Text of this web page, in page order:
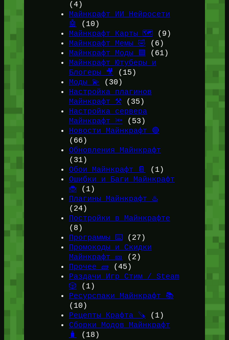
(4)
Майнкрафт ИИ Нейросети
🤖
(10)
Майнкрафт Карты 🗺️(9)
Майнкрафт Мемы 🤣 (6)
Майнкрафт Моды 🟩 (61)
Майнкрафт Ютуберы и
Блогеры 🎥
(15)
Моды 💫
(30)
Настройка плагинов
Майнкрафт ⚒️(35)
Настройка сервера
Майнкрафт 🔦 (53)
Новости Майнкрафт 🔴
(66)
Обновления Майнкрафт
(31)
Обои Майнкрафт 📔
(1)
Ошибки и Баги Майнкрафт
🐞(1)
Плагины Майнкрафт ♨️
(24)
Постройки в Майнкрафте
(8)
Программы ⌨️(27)
Промокоды и Скидки
Майнкрафт 🎫
(2)
Прочее 🧱 (45)
Раздачи Игр Стим / Steam
🎲 (1)
Ресурспаки Майнкрафт 📚
(10)
Рецепты Крафта 🪚 (1)
Сборки Модов Майнкрафт
🧳
(18)